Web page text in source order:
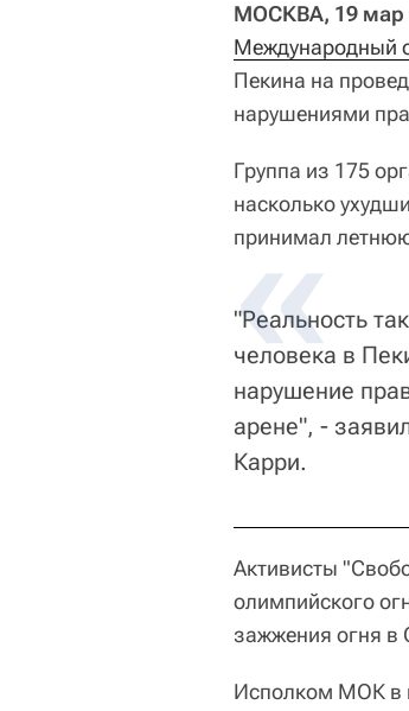
МОСКВА, 19 мар
Международный
Пекина на
нарушениями
Группа из 175
насколько
принимал
"Реальность
человека в
нарушение
арене", -
Карри.
Активисты
олимпийского
зажжения огня в
Исполком МОК в